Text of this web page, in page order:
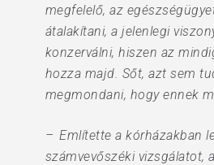
megfelelő, az
átalakítani, a jelenlegi
konzerválni, hiszen az
hozza majd. Sőt, azt sem
megmondani, hogy ennek
– Említette a kórházakban
számvevőszéki vizsgálatot,